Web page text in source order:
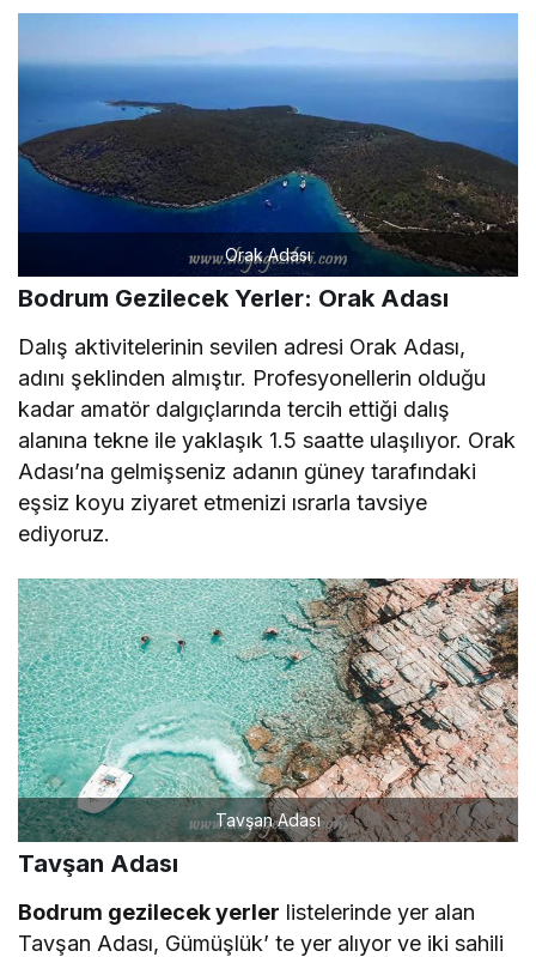
Orak Adası
Bodrum Gezilecek Yerler: Orak Adası
Dalış aktivitelerinin sevilen adresi Orak Adası,
adını şeklinden almıştır. Profesyonellerin olduğu
kadar amatör dalgıçlarında tercih ettiği dalış
alanına tekne ile yaklaşık 1.5 saatte ulaşılıyor. Orak
Adası’na gelmişseniz adanın güney tarafındaki
eşsiz koyu ziyaret etmenizi ısrarla tavsiye
ediyoruz.
Tavşan Adası
Tavşan Adası
Bodrum gezilecek yerler listelerinde yer alan
Tavşan Adası, Gümüşlük’ te yer alıyor ve iki sahili